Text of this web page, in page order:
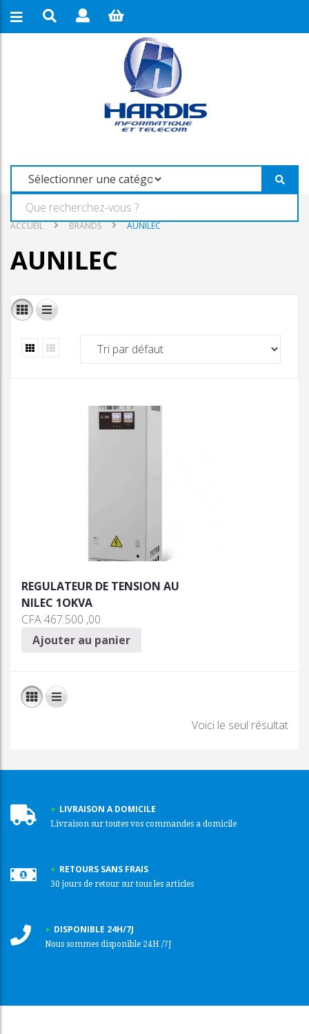
ACCUEIL BRANDS AUNILEC
AUNILEC
REGULATEUR DE TENSION AU
NILEC 1OKVA
CFA467.500 ,00
Ajouter au panier
Voici le seul résultat
LIVRAISON A DOMICILE
Livraison sur toutes vos commandes a domicile
RETOURS SANS FRAIS
30 jours de retour sur tous les articles
DISPONIBLE 24H/7J
Nous sommes disponible 24H /7J